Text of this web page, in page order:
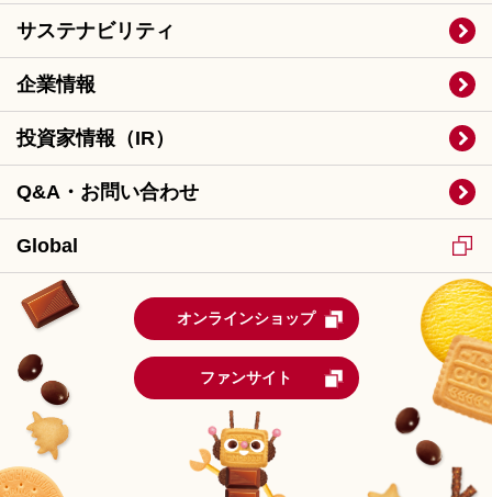
サステナビリティ
企業情報
投資家情報（IR）
Q&A・お問い合わせ
Global
オンラインショップ
ファンサイト